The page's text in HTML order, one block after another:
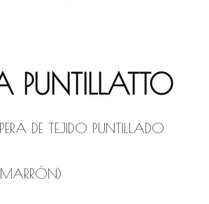
PUNTILLATTO
DE TEJIDO PUNTILLADO